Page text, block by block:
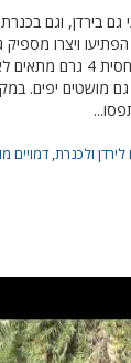
בירדן, וגם
ויצרו מספיק
עליהם יפה מאוד. זהו דמוי
מושטים יפים.
לירדן ולכנרת,דמויים